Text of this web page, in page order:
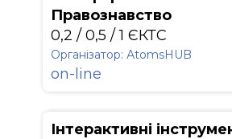
Правознавство
0,2 / 0,5 / 1 ЄКТС
Організатор: АtomsHUB
on-line
Інтерактивні